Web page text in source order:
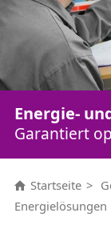
Energie-
Garantiert
Startseite
Energielösungen